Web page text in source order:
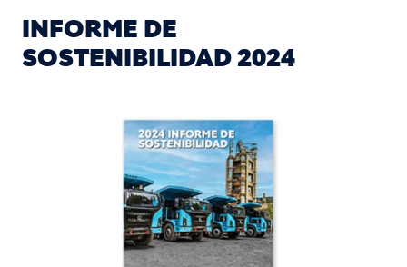
INFORME DE
SOSTENIBILIDAD 2024